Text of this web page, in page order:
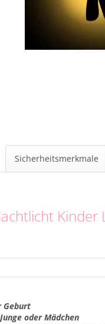
Sicherheitsmerkmale
Kinder
Geburt
oder Mädchen